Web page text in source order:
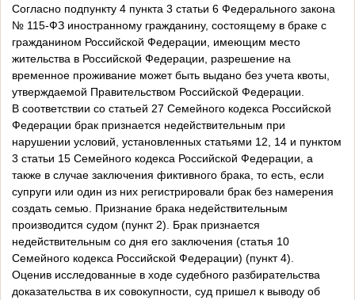
Согласно подпункту 4 пункта 3 статьи 6 Федерального закона
№ 115-ФЗ иностранному гражданину, состоящему в браке с
гражданином Российской Федерации, имеющим место
жительства в Российской Федерации, разрешение на
временное проживание может быть выдано без учета квоты,
утверждаемой Правительством Российской Федерации.
В соответствии со статьей 27 Семейного кодекса Российской
Федерации брак признается недействительным при
нарушении условий, установленных статьями 12, 14 и пунктом
3 статьи 15 Семейного кодекса Российской Федерации, а
также в случае заключения фиктивного брака, то есть, если
супруги или один из них регистрировали брак без намерения
создать семью. Признание брака недействительным
производится судом (пункт 2). Брак признается
недействительным со дня его заключения (статья 10
Семейного кодекса Российской Федерации) (пункт 4).
Оценив исследованные в ходе судебного разбирательства
доказательства в их совокупности, суд пришел к выводу об